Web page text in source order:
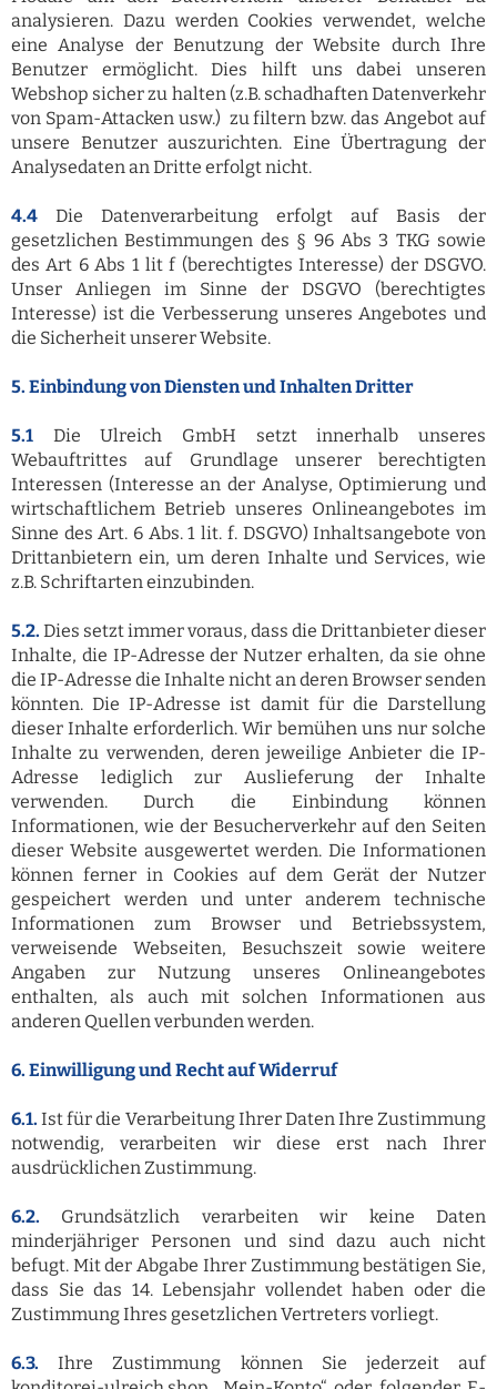
analysieren. Dazu werden Cookies verwendet, welche
eine Analyse der Benutzung der Website durch Ihre
Benutzer ermöglicht. Dies hilft uns dabei unseren
Webshop sicher zu halten (z.B. schadhaften Datenverkehr
von Spam-Attacken usw.) zu filtern bzw. das Angebot auf
unsere Benutzer auszurichten. Eine Übertragung der
Analysedaten an Dritte erfolgt nicht.
4.4
Die Datenverarbeitung erfolgt auf Basis der
gesetzlichen Bestimmungen des § 96 Abs 3 TKG sowie
des Art 6 Abs 1 lit f (berechtigtes Interesse) der DSGVO.
Unser Anliegen im Sinne der DSGVO (berechtigtes
Interesse) ist die Verbesserung unseres Angebotes und
die Sicherheit unserer Website.
5. Einbindung von Diensten und Inhalten Dritter
5.1
Die Ulreich GmbH setzt innerhalb unseres
Webauftrittes auf Grundlage unserer berechtigten
Interessen (Interesse an der Analyse, Optimierung und
wirtschaftlichem Betrieb unseres Onlineangebotes im
Sinne des Art. 6 Abs. 1 lit. f. DSGVO) Inhaltsangebote von
Drittanbietern ein, um deren Inhalte und Services, wie
z.B. Schriftarten einzubinden.
5.2. Dies setzt immer voraus, dass die Drittanbieter dieser
Inhalte, die IP-Adresse der Nutzer erhalten, da sie ohne
die IP-Adresse die Inhalte nicht an deren Browser senden
könnten. Die IP-Adresse ist damit für die Darstellung
dieser Inhalte erforderlich. Wir bemühen uns nur solche
Inhalte zu verwenden, deren jeweilige Anbieter die IP-
Adresse lediglich zur Auslieferung der Inhalte
verwenden. Durch die Einbindung können
Informationen, wie der Besucherverkehr auf den Seiten
dieser Website ausgewertet werden. Die Informationen
können ferner in Cookies auf dem Gerät der Nutzer
gespeichert werden und unter anderem technische
Informationen zum Browser und Betriebssystem,
verweisende Webseiten, Besuchszeit sowie weitere
Angaben zur Nutzung unseres Onlineangebotes
enthalten, als auch mit solchen Informationen aus
anderen Quellen verbunden werden.
6. Einwilligung und Recht auf Widerruf
6.1. Ist für die Verarbeitung Ihrer Daten Ihre Zustimmung
notwendig, verarbeiten wir diese erst nach Ihrer
ausdrücklichen Zustimmung.
6.2. Grundsätzlich verarbeiten wir keine Daten
minderjähriger Personen und sind dazu auch nicht
befugt. Mit der Abgabe Ihrer Zustimmung bestätigen Sie,
dass Sie das 14. Lebensjahr vollendet haben oder die
Zustimmung Ihres gesetzlichen Vertreters vorliegt.
6.3. Ihre Zustimmung können Sie jederzeit auf